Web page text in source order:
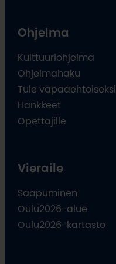
Ohjelma
Kulttuuriohjelma
Ohjelmahaku
Tule vapaaehtoiseksi
Hankkeet
Opettajille
Vieraile
Saapuminen
Oulu2026-alue
Oulu2026-kartasto